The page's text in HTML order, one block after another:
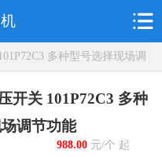
多种型号选择现场调
开关 101P72C3 多种
调节功能
988.00元/个 起